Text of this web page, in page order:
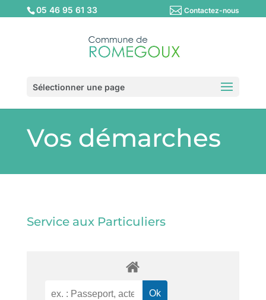
05 46 95 61 33 Contactez-nous
Sélectionner une page
Vos démarches
Service aux Particuliers